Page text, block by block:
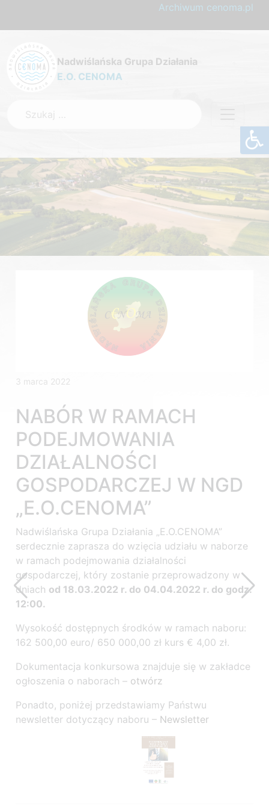
Archiwum cenoma.pl
Nadwiślańska Grupa Działania
E.O. CENOMA
3 marca 2022
NABÓR W RAMACH
PODEJMOWANIA
DZIAŁALNOŚCI
GOSPODARCZEJ W NGD
„E.O.CENOMA”
Nadwiślańska Grupa Działania „E.O.CENOMA”
serdecznie zaprasza do wzięcia udziału w naborze
w ramach podejmowania działalności
gospodarczej, który zostanie przeprowadzony w
dniach od 18.03.2022 r. do 04.04.2022 r. do godz.
12:00.
Wysokość dostępnych środków w ramach naboru:
162 500,00 euro/ 650 000,00 zł kurs € 4,00 zł.
Dokumentacja konkursowa znajduje się w zakładce
ogłoszenia o naborach – otwórz
Ponadto, poniżej przedstawiamy Państwu
newsletter dotyczący naboru – Newsletter